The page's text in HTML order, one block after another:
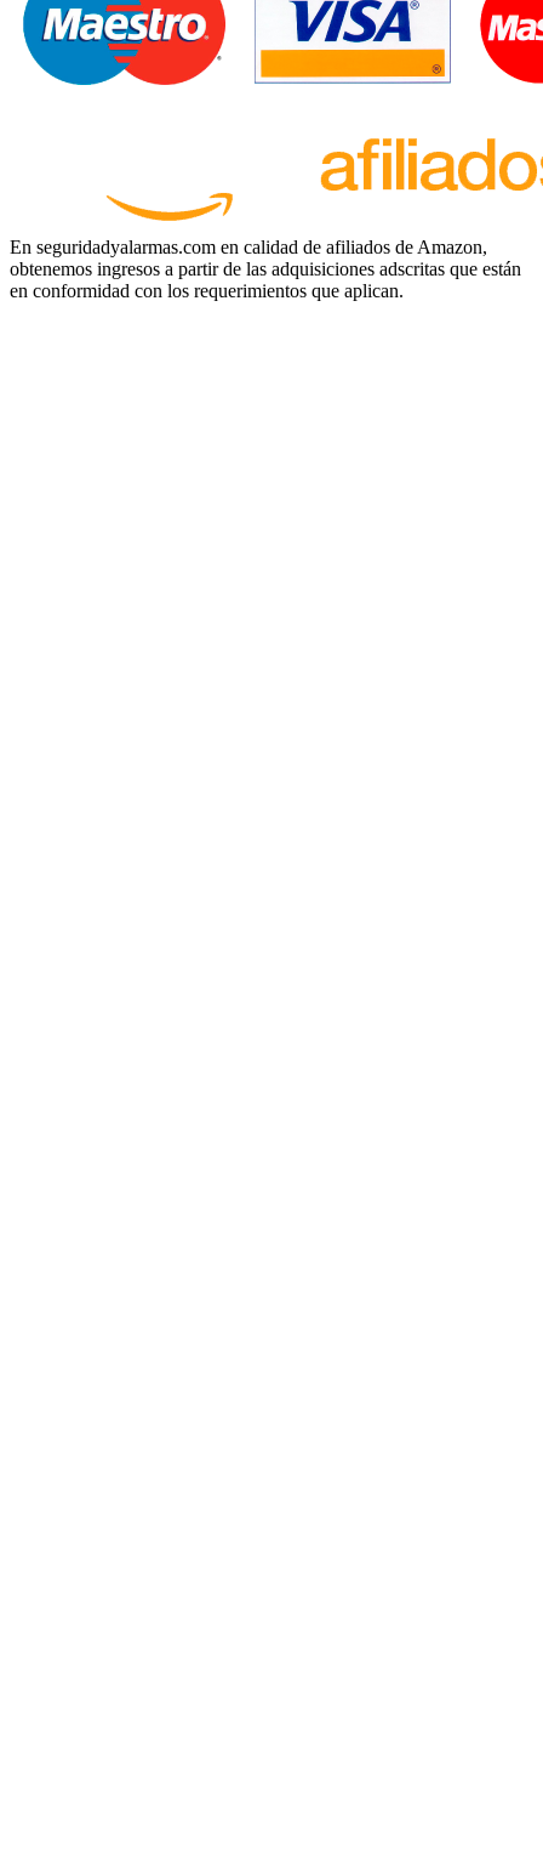
En seguridadyalarmas.com en calidad de afiliados de Amazon,
obtenemos ingresos a partir de las adquisiciones adscritas que están
en conformidad con los requerimientos que aplican.